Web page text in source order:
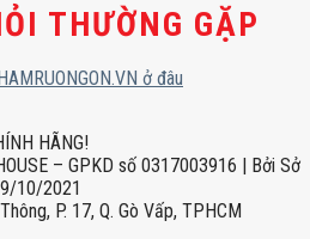
THƯỜNG GẶP
ở đâu
HÃNG!
– GPKD số 0317003916 | Bởi Sở
10/2021
P. 17, Q. Gò Vấp, TPHCM